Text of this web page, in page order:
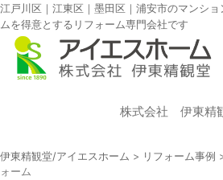
江戸川区｜江東区｜墨田区｜浦安市のマンシ
ムを得意とするリフォーム専門会社です
株式会社 伊東精
伊東精観堂/アイエスホーム > リフォーム事例
ォーム